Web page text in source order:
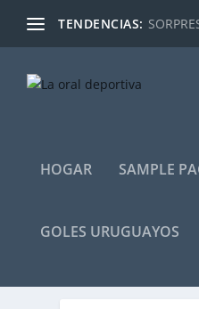
TENDENCIAS:
HOGAR SAMPLE
GOLES URUGUAYOS